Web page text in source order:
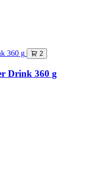
2
Drink 360 g